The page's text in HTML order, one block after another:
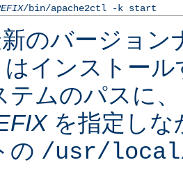
/bin/apache2ctl -k start
のバージョン
はインストール
テムのパスに
を指定しな
の /usr/local/